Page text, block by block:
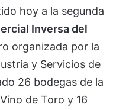
hoy a la segunda
Inversa del
organizada por la
y Servicios de
26 bodegas de la
de Toro y 16